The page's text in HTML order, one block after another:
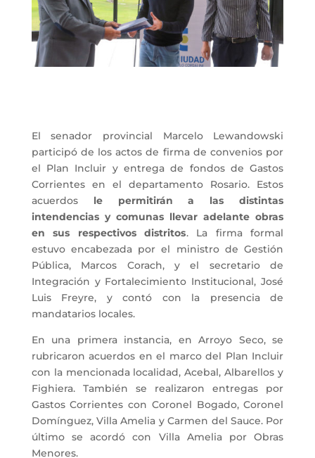
El senador provincial Marcelo Lewandowski
participó de los actos de firma de convenios por
el Plan Incluir y entrega de fondos de Gastos
Corrientes en el departamento Rosario. Estos
acuerdos
le permitirán a las distintas
intendencias y comunas llevar adelante obras
en sus respectivos distritos. La firma formal
estuvo encabezada por el ministro de Gestión
Pública, Marcos Corach, y el secretario de
Integración y Fortalecimiento Institucional, José
Luis Freyre, y contó con la presencia de
mandatarios locales.
En una primera instancia, en Arroyo Seco, se
rubricaron acuerdos en el marco del Plan Incluir
con la mencionada localidad, Acebal, Albarellos y
Fighiera. También se realizaron entregas por
Gastos Corrientes con Coronel Bogado, Coronel
Domínguez, Villa Amelia y Carmen del Sauce. Por
último se acordó con Villa Amelia por Obras
Menores.